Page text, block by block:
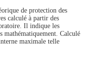
de protection des
calculé à partir des
Il indique les
mathématiquement. Calculé
maximale telle